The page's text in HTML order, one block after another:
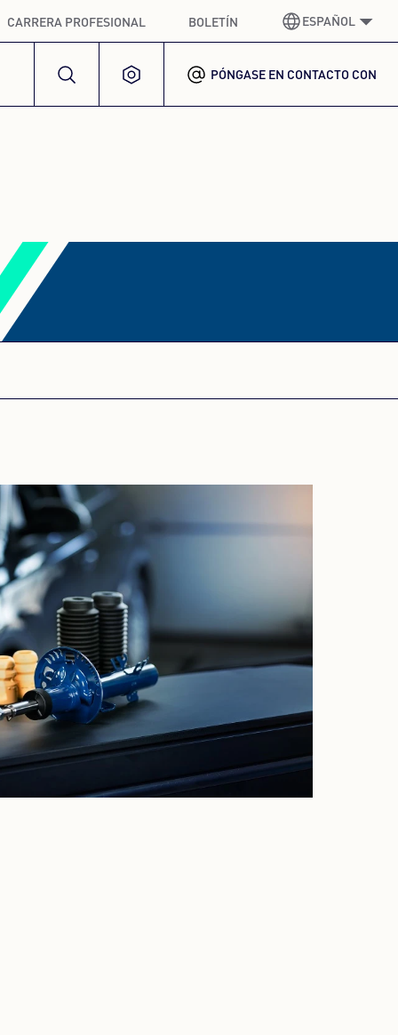
CARRERA PROFESIONAL BOLETÍN ESPAÑOL
ALEMÁNGERMAN
RUSORUSSIAN
UCRANIANO
PÓNGASE EN CONTACTO CON